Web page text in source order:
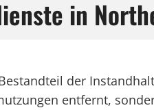
in
der
entfernt,